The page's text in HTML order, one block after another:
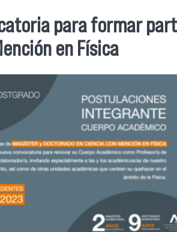
usted aquípara formar
en Física